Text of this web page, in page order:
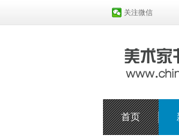
关注微信
首页